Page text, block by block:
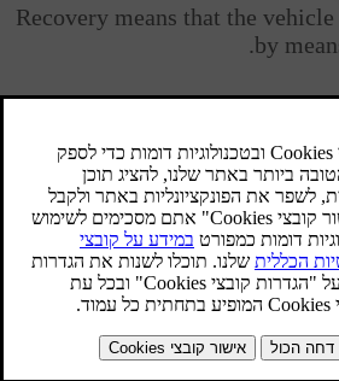
Recovery means that the
by